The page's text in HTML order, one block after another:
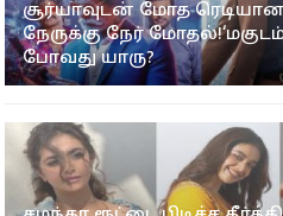
சூர்யாவுடன் மோத
நேருக்கு நேர்
போவது யாரு?